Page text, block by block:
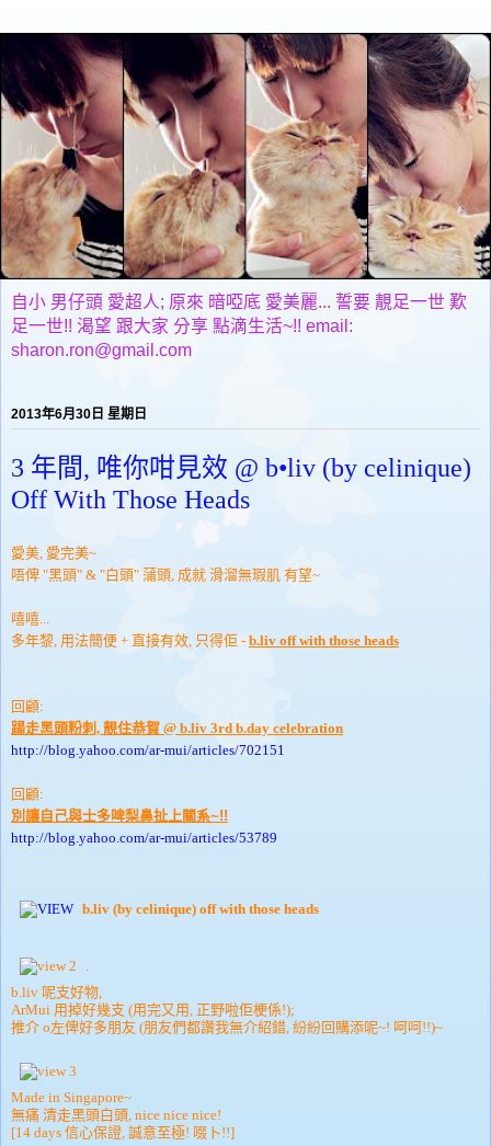
自小 男仔頭 愛超人; 原來 暗啞底 愛美麗... 誓要 靚足一世 歎
足一世!! 渴望 跟大家 分享 點滴生活~!! email:
sharon.ron@gmail.com
2013年6月30日 星期日
3 年間, 唯你咁見效 @ b•liv (by celinique)
Off With Those Heads
愛美, 愛完美~
唔俾 "黑頭" & "白頭" 蒲頭, 成就 滑溜無瑕肌 有望~
嘻嘻...
多年黎, 用法簡便 + 直接有效, 只得佢 - b.liv off with those heads
回顧:
踼走黑頭粉刺, 靚住恭賀 @ b.liv 3rd b.day celebration
http://blog.yahoo.com/ar-mui/articles/702151
回顧:
別讓自己與士多啤梨鼻扯上關系~!!
http://blog.yahoo.com/ar-mui/articles/53789
b.liv (by celinique) off with those heads
.
b.liv 呢支好物,
ArMui 用掉好幾支 (用完又用, 正野啦佢梗係!);
推介 o左俾好多朋友 (朋友們都讚我無介紹錯, 紛紛回購添呢~! 呵呵!!)~
Made in Singapore~
無痛 清走黑頭白頭, nice nice nice!
[14 days 信心保證, 誠意至極! 啜卜!!]